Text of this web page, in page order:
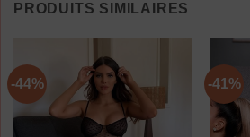
PRODUITS SIMILAIRES
-44% -41%